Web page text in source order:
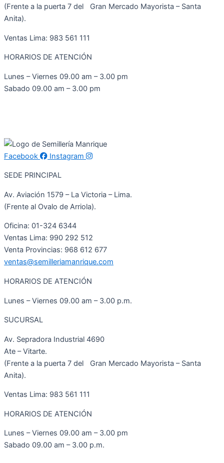
(Frente a la puerta 7 del Gran Mercado Mayorista – Santa
Anita).
Ventas Lima: 983 561 111
HORARIOS DE ATENCIÓN
Lunes – Viernes 09.00 am – 3.00 pm
Sabado 09.00 am – 3.00 pm
Facebook Instagram
SEDE PRINCIPAL
Av. Aviación 1579 – La Victoria – Lima.
(Frente al Ovalo de Arriola).
Oficina: 01-324 6344
Ventas Lima: 990 292 512
Venta Provincias: 968 612 677
ventas@semilleriamanrique.com
HORARIOS DE ATENCIÓN
Lunes – Viernes 09.00 am – 3.00 p.m.
SUCURSAL
Av. Sepradora Industrial 4690
Ate – Vitarte.
(Frente a la puerta 7 del Gran Mercado Mayorista – Santa
Anita).
Ventas Lima: 983 561 111
HORARIOS DE ATENCIÓN
Lunes – Viernes 09.00 am – 3.00 pm
Sabado 09.00 am – 3.00 p.m.